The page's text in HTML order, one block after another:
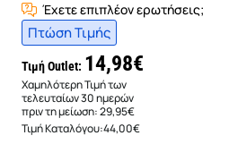
Έχετε επιπλέον ερωτήσεις;
Πτώση Τιμής
Τιμή Outlet: 14,98€
Χαμηλότερη Τιμή των
τελευταίων 30 ημερών
πριν τη μείωση:29,95€
Τιμή Καταλόγου:44,00€